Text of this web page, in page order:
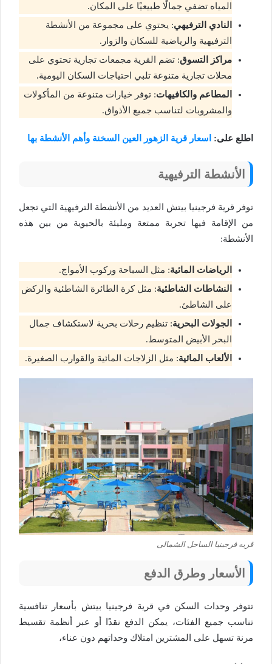
المياه تضفي جمالًا طبيعيًا على المكان.
النادي الترفيهي: يحتوي على مجموعة من الأنشطة
الترفيهية والرياضية للسكان والزوار.
مراكز التسوق: تضم القرية مجمعات تجارية تحتوي على
محلات تجارية متنوعة تلبي احتياجات السكان اليومية.
المطاعم والكافيهات: توفر خيارات متنوعة من المأكولات
والمشروبات لتناسب جميع الأذواق.
اطلع على: اسعار قرية الزهور العين السخنة وأهم الأنشطة بها
الأنشطة الترفيهية
توفر قرية فرجينيا بيتش العديد من الأنشطة الترفيهية التي تجعل
من الإقامة فيها تجربة ممتعة ومليئة بالحيوية من بين هذه
الأنشطة:
الرياضات المائية: مثل السباحة وركوب الأمواج.
النشاطات الشاطئية: مثل كرة الطائرة الشاطئية والركض
على الشاطئ.
الجولات البحرية: تنظيم رحلات بحرية لاستكشاف جمال
البحر الأبيض المتوسط.
الألعاب المائية: مثل الزلاجات المائية والقوارب الصغيرة.
قريه فرجينيا الساحل الشمالى
الأسعار وطرق الدفع
تتوفر وحدات السكن في قرية فرجينيا بيتش بأسعار تنافسية
تناسب جميع الفئات، يمكن الدفع نقدًا أو عبر أنظمة تقسيط
مرنة تسهل على المشترين امتلاك وحداتهم دون عناء،